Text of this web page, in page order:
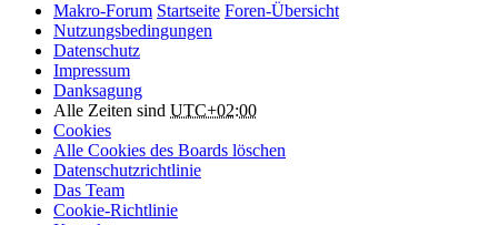
Makro-Forum Startseite Foren-Übersicht
Nutzungsbedingungen
Datenschutz
Impressum
Danksagung
Alle Zeiten sind UTC+02:00
Cookies
Alle Cookies des Boards löschen
Datenschutzrichtlinie
Das Team
Cookie-Richtlinie